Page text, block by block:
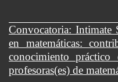
Convocatoria: Intimate
en matemáticas:
conocimiento
profesoras(es) de